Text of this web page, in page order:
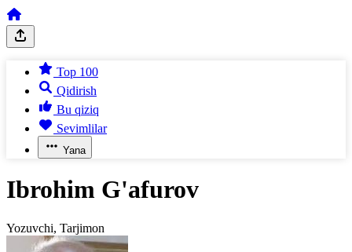
Top 100
Qidirish
Bu qiziq
Sevimlilar
Yana
Ibrohim G'afurov
Yozuvchi, Tarjimon